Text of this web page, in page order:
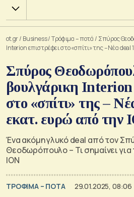
Χ.Α.
ot.gr/ Business/Τρόφιμα – ποτά / Σπύρος
Interion επιστρέφει στο «σπίτι» της – Νέα
Σπύρος
βουλγάρικη Interion
στο «σπίτι» της –
εκατ. ευρώ από την
Ένα ακόμη γλυκό deal από τον
Θεοδωρόπουλο – Τι σημαίνει για
ΙΟΝ
ΤΡΟΦΙΜΑ – ΠΟΤΑ 29.01.2025, 08:06